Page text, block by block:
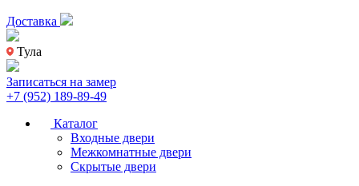
Доставка
Тула
Записаться на замер
+7 (952) 189-89-49
Каталог
Входные двери
Межкомнатные двери
Скрытые двери